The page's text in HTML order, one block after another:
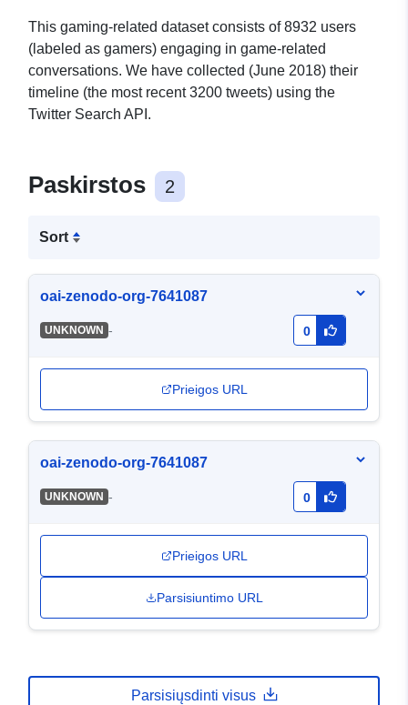
This gaming-related dataset consists of 8932 users
(labeled as gamers) engaging in game-related
conversations. We have collected (June 2018) their
timeline (the most recent 3200 tweets) using the
Twitter Search API.
Paskirstos 2
Sort
oai-zenodo-org-7641087
UNKNOWN - 0
Prieigos URL
oai-zenodo-org-7641087
UNKNOWN - 0
Prieigos URL
Parsisiuntimo URL
Parsisiųsdinti visus